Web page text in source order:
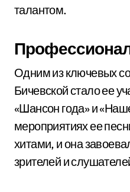
талантом.
Одним из ключевых
Бичевской стало ее
«Шансон года» и
мероприятиях ее
хитами, и она
зрителей и